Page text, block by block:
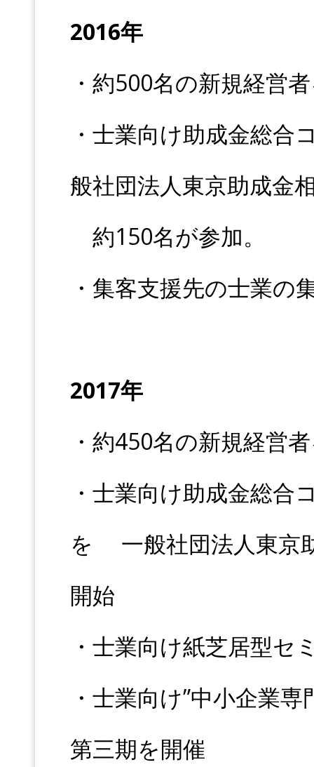
2016年
・約500名の新規経営
・士業向け助成金総
般社団法人東京助成金
約150名が参加。
・集客支援先の士業の
2017年
・約450名の新規経営
・士業向け助成金総合
を 一般社団法人東京
開始
・士業向け紙芝居型セ
・士業向け”中小企業
第三期を開催